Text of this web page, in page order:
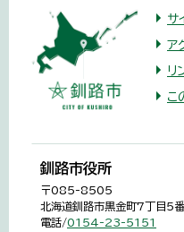
サ
ア
リ
こ
釧路市役所
〒085-8505
北海道釧路市黒金町7丁目5
電話/0154-23-5151